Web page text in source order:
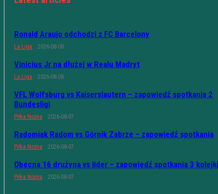
Ronald Araujo odchodzi z FC Barcelony
La Liga 2026-08-08
Vinicius Jr na dłużej w Realu Madryt
La Liga 2026-08-08
VFL Wolfsburg vs Kaiserslautern – zapowiedź spotkania 2
Bundesligi
Piłka Nożna 2026-08-07
Radomiak Radom vs Górnik Zabrze – zapowiedź spotkania
Piłka Nożna 2026-08-07
Obecna 16 drużyna vs lider – zapowiedź spotkania 3 kolejki
Piłka Nożna 2026-08-07